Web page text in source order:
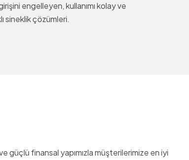
engelleyen, kullanımı kolay ve
sineklik çözümleri.
güçlü finansal yapımızla müşterilerimize en iyi